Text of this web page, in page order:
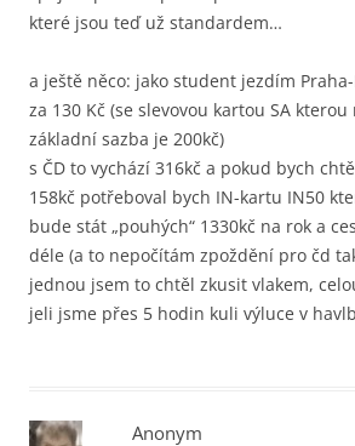
které jsou teď už standardem…
a ještě něco: jako student jezdím
za 130 Kč (se slevovou kartou SA
základní sazba je 200kč)
s ČD to vychází 316kč a pokud bych
158kč potřeboval bych IN-kartu IN50
bude stát „pouhých“ 1330kč na rok a
déle (a to nepočítám zpoždění pro čd
jednou jsem to chtěl zkusit vlakem,
jeli jsme přes 5 hodin kuli výluce v
Anonym